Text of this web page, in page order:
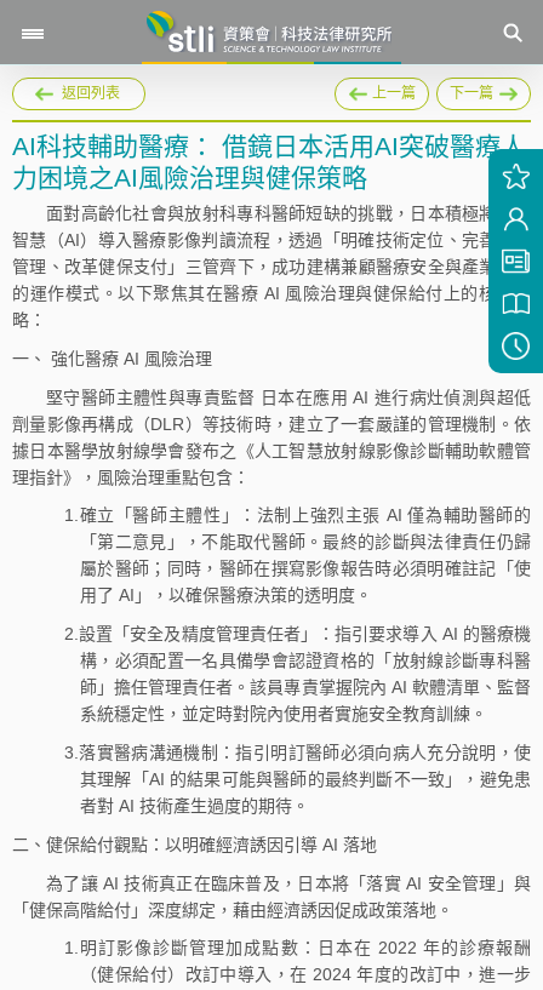
返回列表 上一篇 下一篇
AI科技輔助醫療： 借鏡日本活用AI突破醫療人
力困境之AI風險治理與健保策略
面對高齡化社會與放射科專科醫師短缺的挑戰，日本積極將人工
智慧（AI）導入醫療影像判讀流程，透過「明確技術定位、完善法制
管理、改革健保支付」三管齊下，成功建構兼顧醫療安全與產業發展
的運作模式。以下聚焦其在醫療 AI 風險治理與健保給付上的核心策
略：
一、 強化醫療 AI 風險治理
堅守醫師主體性與專責監督 日本在應用 AI 進行病灶偵測與超低
劑量影像再構成（DLR）等技術時，建立了一套嚴謹的管理機制。依
據日本醫學放射線學會發布之《人工智慧放射線影像診斷輔助軟體管
理指針》，風險治理重點包含：
1.確立「醫師主體性」：法制上強烈主張 AI 僅為輔助醫師的
「第二意見」，不能取代醫師。最終的診斷與法律責任仍歸
屬於醫師；同時，醫師在撰寫影像報告時必須明確註記「使
用了 AI」，以確保醫療決策的透明度。
2.設置「安全及精度管理責任者」：指引要求導入 AI 的醫療機
構，必須配置一名具備學會認證資格的「放射線診斷專科醫
師」擔任管理責任者。該員專責掌握院內 AI 軟體清單、監督
系統穩定性，並定時對院內使用者實施安全教育訓練。
3.落實醫病溝通機制：指引明訂醫師必須向病人充分說明，使
其理解「AI 的結果可能與醫師的最終判斷不一致」，避免患
者對 AI 技術產生過度的期待。
二、健保給付觀點：以明確經濟誘因引導 AI 落地
為了讓 AI 技術真正在臨床普及，日本將「落實 AI 安全管理」與
「健保高階給付」深度綁定，藉由經濟誘因促成政策落地。
1.明訂影像診斷管理加成點數：日本在 2022 年的診療報酬
（健保給付）改訂中導入，在 2024 年度的改訂中，進一步